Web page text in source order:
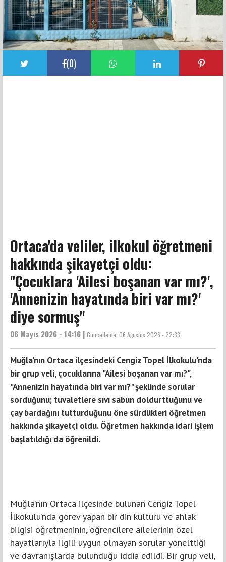
(0)
Ortaca'da veliler, ilkokul öğretmeni
hakkında şikayetçi oldu:
"Çocuklara 'Ailesi boşanan var mı?',
'Annenizin hayatında biri var mı?'
diye sormuş"
06 Mayıs 2026 - 14:16 | Güncelleme: 06 Ağustos 2026 - 22:33
Muğla'nın Ortaca ilçesindeki Cengiz Topel İlkokulu'nda
bir grup veli, çocuklarına "Ailesi boşanan var mı?",
"Annenizin hayatında biri var mı?" şeklinde sorular
sorduğunu; tuvaletlere sıvı sabun doldurttuğunu ve
çay bardağını tutturduğunu öne sürdükleri öğretmen
hakkında şikayetçi oldu. Öğretmen hakkında idari işlem
başlatıldığı da öğrenildi.
Muğla’nın Ortaca ilçesinde bulunan Cengiz Topel
İlkokulu’nda görev yapan bir din kültürü ve ahlak
bilgisi öğretmeninin, öğrencilere ailelerinin özel
hayatlarıyla ilgili uygun olmayan sorular yönelttiği
ve davranışlarda bulunduğu iddia edildi. Bir grup veli,